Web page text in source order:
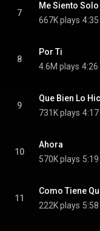
7
Me Siento Solo
667K plays 4:35
8
Por Ti
4.6M plays 4:26
9
Que Bien Lo
731K plays 4:17
10
Ahora
570K plays 5:19
11
Como Tiene
222K plays 5:58